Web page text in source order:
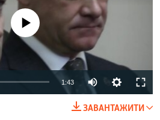
currently available
1:43
ЗАВАНТАЖИТИ